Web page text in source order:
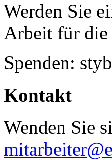
Werden Sie
Arbeit für die
Spenden:
Kontakt
Wenden Sie